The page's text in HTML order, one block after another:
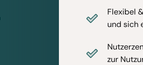
Flexibel
und sich
zur